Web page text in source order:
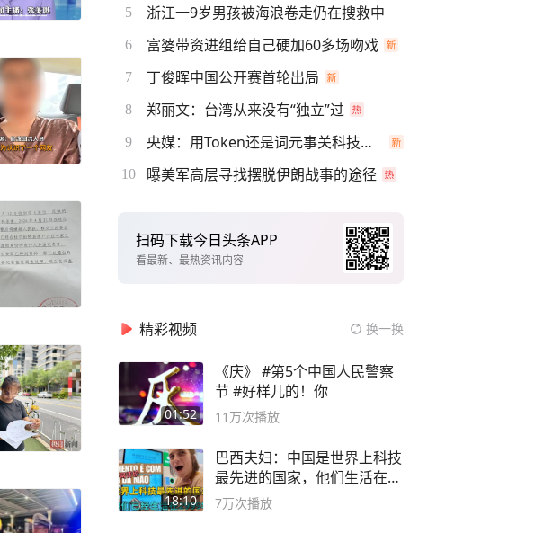
5 浙江一9岁男孩被海浪卷走仍在搜救中
6 富婆带资进组给自己硬加60多场吻戏
7 丁俊晖中国公开赛首轮出局
8 郑丽文：台湾从来没有“独立”过
9 央媒：用Token还是词元事关科技话语权
10 曝美军高层寻找摆脱伊朗战事的途径
扫码下载今日头条APP
看最新、最热资讯内容
精彩视频 换一换
01:52
《庆》 #第5个中国人民警察
节 #好样儿的！你
11万次播放
18:10
巴西夫妇：中国是世界上科技
最先进的国家，他们生活在
2999年
7万次播放